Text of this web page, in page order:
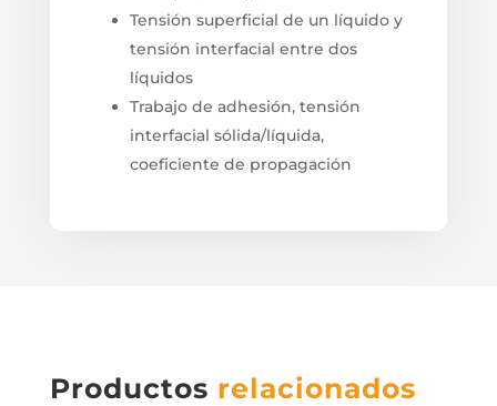
Tensión superficial de un líquido y
tensión interfacial entre dos
líquidos
Trabajo de adhesión, tensión
interfacial sólida/líquida,
coeficiente de propagación
Productos relacionados